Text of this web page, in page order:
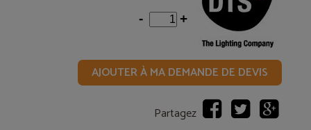
- +
AJOUTER À MA DEMANDE DE DEVIS
Partagez